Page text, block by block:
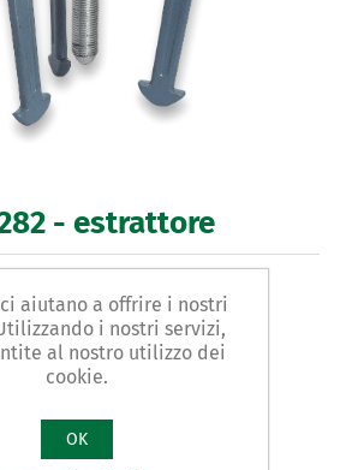
- estrattore
Tipo UNIVERSALE A TRE GRIFFE
prodotto
| A max:250 | g.3500
| A max:300 | g.5200
| A max:350 | g.5600
aiutano a offrire i nostri
i nostri servizi,
al nostro utilizzo dei
cookie.
OK